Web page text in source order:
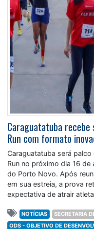
Caraguatatuba recebe
Run com formato
Caraguatatuba será
Run no próximo dia 16
do Porto Novo. Após
em sua estreia, a prova
expectativa de atrair
NOTÍCIAS
SECRETARIA
ODS - OBJETIVO DE